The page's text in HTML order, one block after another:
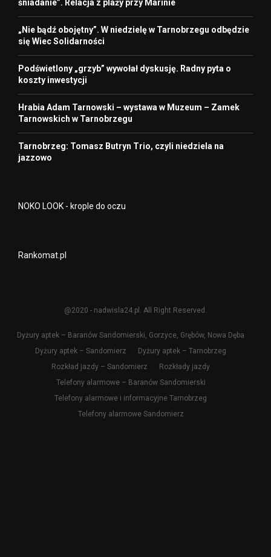
śniadanie”. Relacja z plaży przy Marinie
„Nie bądź obojętny”. W niedzielę w Tarnobrzegu odbędzie
się Wiec Solidarności
Podświetlony „grzyb” wywołał dyskusję. Radny pyta o
koszty inwestycji
Hrabia Adam Tarnowski – wystawa w Muzeum – Zamek
Tarnowskich w Tarnobrzegu
Tarnobrzeg: Tomasz Butryn Trio, czyli niedziela na
jazzowo
NOKO LOOK - krople do oczu
Rankomat.pl
@2020 - nadwisla24.pl. All Right Reserved.
Dyżury aptek – Baranów Sandomierski, Gorzyce, Grębów, Nowa Dęba
Dyżury aptek – Sandomierz
Dyżury aptek – Tarnobrzeg
Rozkład jazdy – Sandomierz
Rozkłady jazdy
Telefony alarmowe – Baranów Sandomierski
Telefony alarmowe i informacyjne Tarnobrzeg
Telefony alarmowe Sandomierz